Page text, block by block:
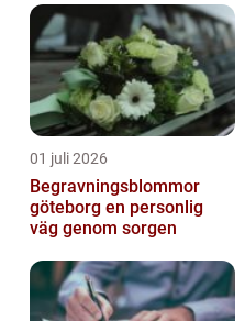
01 juli 2026
Begravningsblommor
göteborg en personlig
väg genom sorgen